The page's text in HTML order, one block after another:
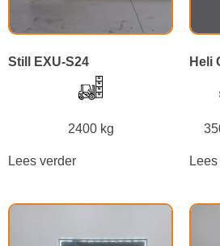
Still EXU-S24
2400 kg
Lees verder
Heli